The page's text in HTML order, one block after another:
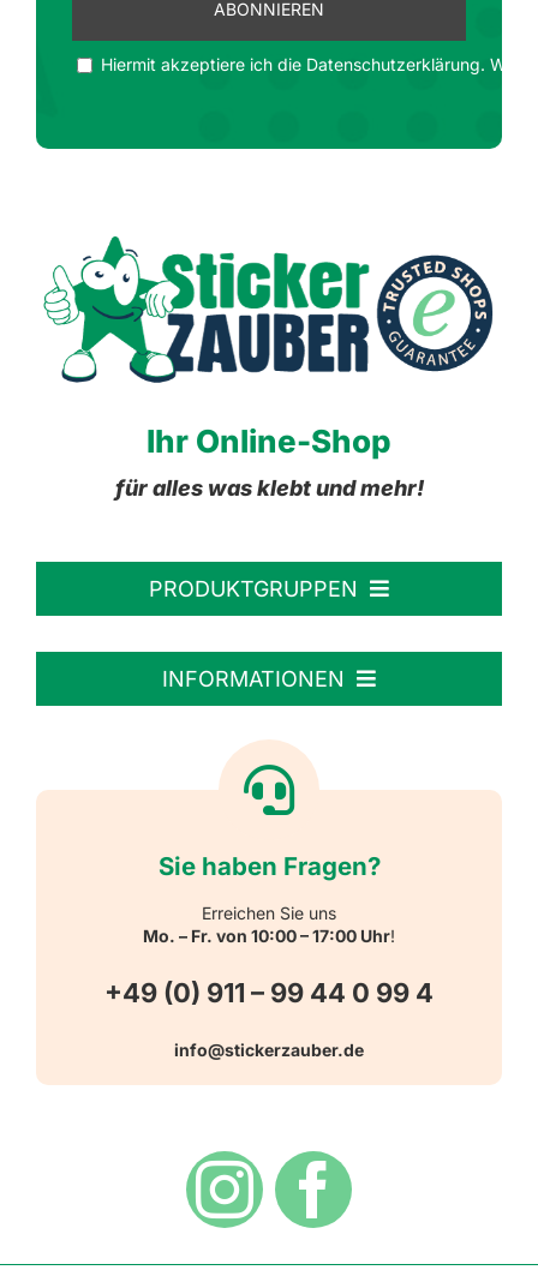
Hiermit akzeptiere ich die Datenschutzerklärung. Wir
Ihr Online-Shop
für alles was klebt und mehr!
PRODUKTGRUPPEN
Personalisierte Aufkleber
Reflektierende Aufkleber
Warn-, Gebots-, Verbots- und
Hinweisaufkleber
INFORMATIONEN
Versandarten
Widerrufsbelehrung
Sie haben Fragen?
Erreichen Sie uns
Mo. – Fr. von 10:00 – 17:00 Uhr!
+49 (0) 911 – 99 44 0 99 4
info@stickerzauber.de